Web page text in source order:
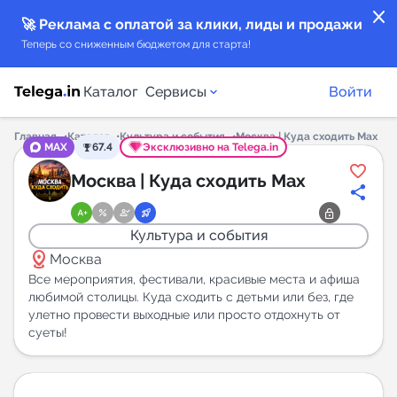
close
🚀 Реклама с оплатой за клики, лиды и продажи
Теперь со сниженным бюджетом для старта!
Каталог Сервисы
Каталог каналов
Каталог ботов
Горящие предложения
Индекс читаемости каналов в Telegram
Войти
Главная Каталог Культура и события
Москва | Куда сходить Мах
MAX
67.4 Эксклюзивно на Telega.in
Москва | Куда сходить Мах
Культура и события
distance Москва
Все мероприятия, фестивали, красивые места и афиша
любимой столицы. Куда сходить с детьми или без, где
улетно провести выходные или просто отдохнуть от
суеты!